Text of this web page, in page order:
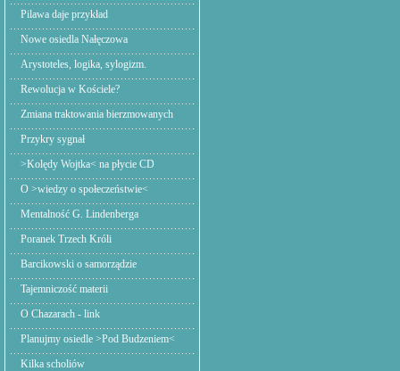
Pilawa daje przykład
Nowe osiedla Nałęczowa
Arystoteles, logika, sylogizm.
Rewolucja w Kościele?
Zmiana traktowania bierzmowanych
Przykry sygnał
>Kolędy Wojtka< na płycie CD
O >wiedzy o społeczeństwie<
Mentalność G. Lindenberga
Poranek Trzech Króli
Barcikowski o samorządzie
Tajemniczość materii
O Chazarach - link
Planujmy osiedle >Pod Budzeniem<
Kilka scholiów